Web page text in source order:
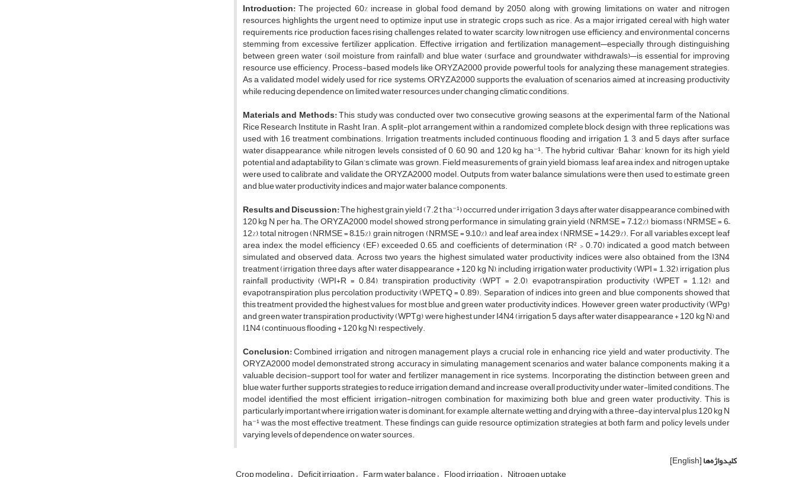
Introduction:The projected 60% increase in global food demand by 2050, along with growing limitations on water and nitrogen
resources, highlights the urgent need to optimize input use in strategic crops such as rice. As a major irrigated cereal with high water
requirements, rice production faces rising challenges related to water scarcity, low nitrogen use efficiency, and environmental concerns
stemming from excessive fertilizer application. Effective irrigation and fertilization management—especially through distinguishing
between green water (soil moisture from rainfall) and blue water (surface and groundwater withdrawals)—is essential for improving
resource use efficiency. Process-based models like ORYZA2000 provide powerful tools for analyzing these management strategies.
As a validated model widely used for rice systems, ORYZA2000 supports the evaluation of scenarios aimed at increasing productivity
while reducing dependence on limited water resources under changing climatic conditions.
Materials and Methods:This study was conducted over two consecutive growing seasons at the experimental farm of the National
Rice Research Institute in Rasht, Iran. A split-plot arrangement within a randomized complete block design with three replications was
used, with 16 treatment combinations. Irrigation treatments included continuous flooding and irrigation 1, 3, and 5 days after surface
water disappearance, while nitrogen levels consisted of 0, 60, 90, and 120 kg ha⁻¹. The hybrid cultivar ‘Bahar,’ known for its high yield
potential and adaptability to Gilan’s climate, was grown. Field measurements of grain yield, biomass, leaf area index, and nitrogen uptake
were used to calibrate and validate the ORYZA2000 model. Outputs from water balance simulations were then used to estimate green
and blue water productivity indices and major water balance components.
Results and Discussion:The highest grain yield (7.2 t ha⁻¹) occurred under irrigation 3 days after water disappearance combined with
120 kg N per ha. The ORYZA2000 model showed strong performance in simulating grain yield (NRMSE = 7–12%), biomass (NRMSE = 6–
12%), total nitrogen (NRMSE = 8–15%), grain nitrogen (NRMSE = 9–10%), and leaf area index (NRMSE = 14–29%). For all variables except leaf
area index, the model efficiency (EF) exceeded 0.65, and coefficients of determination (R² > 0.70) indicated a good match between
simulated and observed data. Across two years, the highest simulated water productivity indices were also obtained from the I3N4
treatment (irrigation three days after water disappearance + 120 kg N), including irrigation water productivity (WPI = 1.32), irrigation plus
rainfall productivity (WPI+R = 0.84), transpiration productivity (WPT = 2.0), evapotranspiration productivity (WPET = 1.12), and
evapotranspiration plus percolation productivity (WPETQ = 0.89). Separation of indices into green and blue components showed that
this treatment provided the highest values for most blue and green water productivity indices. However, green water productivity (WPg)
and green water transpiration productivity (WPTg) were highest under I4N4 (irrigation 5 days after water disappearance + 120 kg N) and
I1N4 (continuous flooding + 120 kg N), respectively.
Conclusion:Combined irrigation and nitrogen management plays a crucial role in enhancing rice yield and water productivity. The
ORYZA2000 model demonstrated strong accuracy in simulating management scenarios and water balance components, making it a
valuable decision-support tool for water and fertilizer management in rice systems. Incorporating the distinction between green and
blue water further supports strategies to reduce irrigation demand and increase overall productivity under water-limited conditions. The
model identified the most efficient irrigation-nitrogen combination for maximizing both blue and green water productivity. This is
particularly important where irrigation water is dominant; for example, alternate wetting and drying with a three-day interval plus 120 kg N
ha⁻¹ was the most effective treatment. These findings can guide resource optimization strategies at both farm and policy levels under
varying levels of dependence on water sources.
کلیدواژه‌ها[English]